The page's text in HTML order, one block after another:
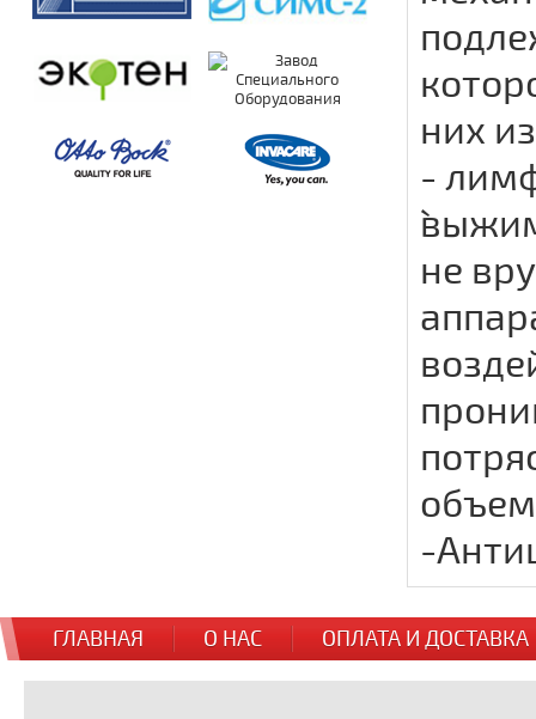
них
-
не
-
ГЛАВНАЯ О НАС ОПЛАТА И ДОСТАВКА